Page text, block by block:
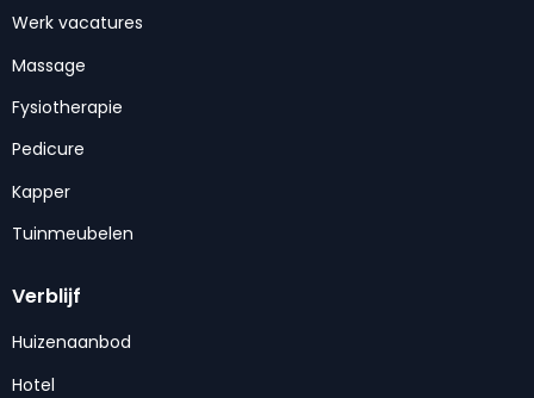
Werk vacatures
Massage
Fysiotherapie
Pedicure
Kapper
Tuinmeubelen
Verblijf
Huizenaanbod
Hotel